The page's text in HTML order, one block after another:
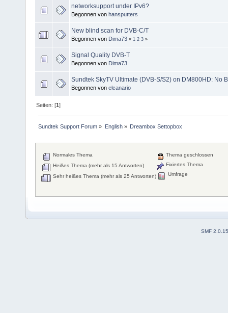
networksupport under IPv6?
Begonnen von hansputters
New blind scan for DVB-C/T
Begonnen von Dima73 « 1 2 3 »
Signal Quality DVB-T
Begonnen von Dima73
Sundtek SkyTV Ultimate (DVB-S/S2) on DM800HD: No
Begonnen von elcanario
Seiten: [1]
Sundtek Support Forum » English» Dreambox Settopbox
Normales Thema
Heißes Thema (mehr als 15 Antworten)
Sehr heißes Thema (mehr als 25 Antworten)
Thema geschlossen
Fixiertes Thema
Umfrage
SMF 2.0.15